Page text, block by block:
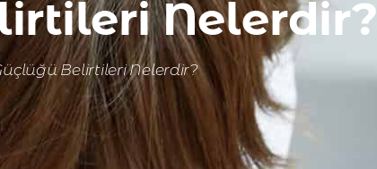
Nelerdir?
Belirtileri Nelerdir?